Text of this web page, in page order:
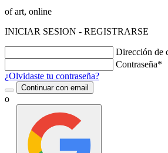
of art, online
INICIAR SESION - REGISTRARSE
Dirección de
Contraseña*
¿Olvidaste tu contraseña?
Continuar con email
o